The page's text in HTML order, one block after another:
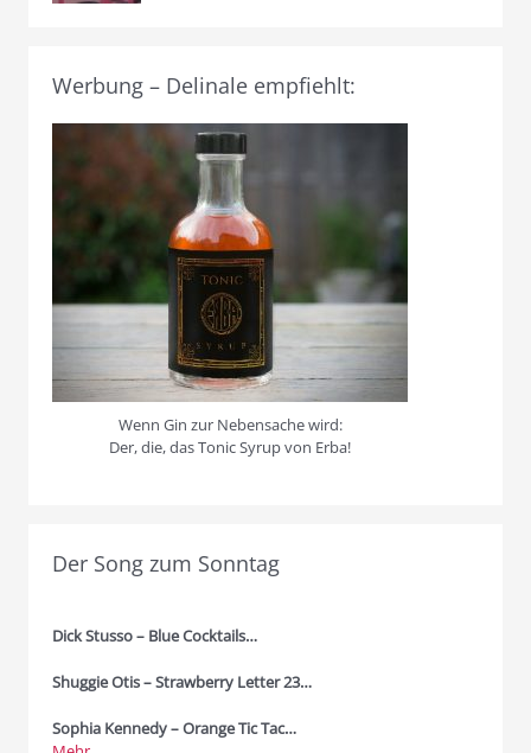
Werbung – Delinale empfiehlt:
Wenn Gin zur Nebensache wird:
Der, die, das Tonic Syrup von Erba!
Der Song zum Sonntag
Dick Stusso – Blue Cocktails…
Shuggie Otis – Strawberry Letter 23…
Sophia Kennedy – Orange Tic Tac…